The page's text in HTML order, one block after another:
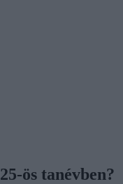
ös tanévben?